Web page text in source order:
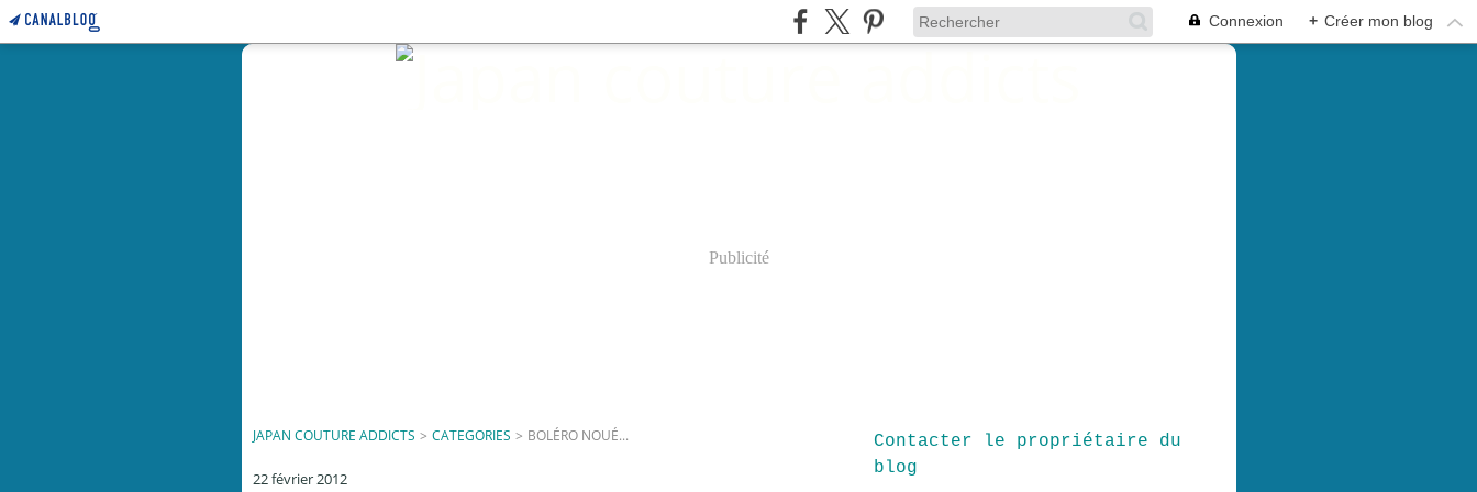
Connexion + Créer mon blog
Publicité
JAPAN COUTURE ADDICTS > CATEGORIES > BOLÉRO NOUÉ...
22 février 2012
Contacter le propriétaire du
blog